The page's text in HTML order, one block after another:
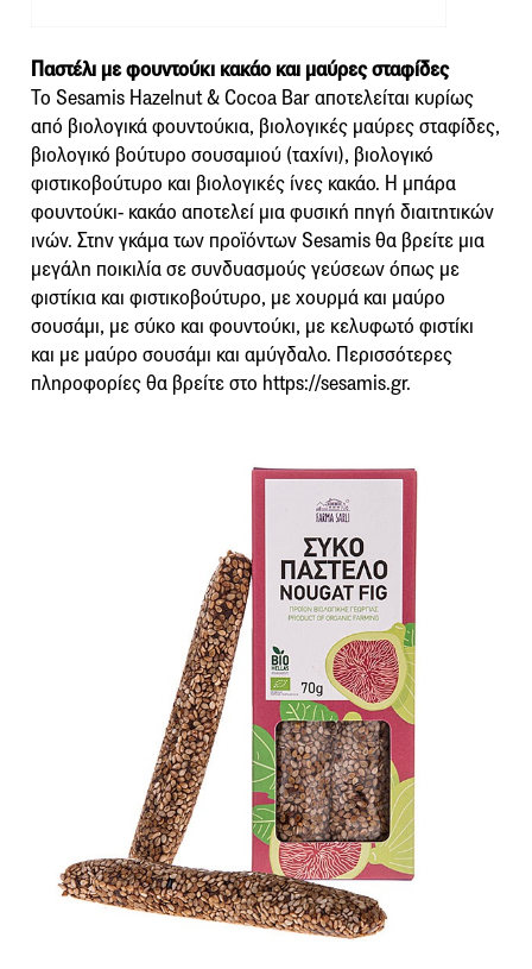
Παστέλι με φουντούκι κακάο και μαύρες σταφίδες
Το Sesamis Hazelnut & Cocoa Bar αποτελείται κυρίως
από βιολογικά φουντούκια, βιολογικές μαύρες σταφίδες,
βιολογικό βούτυρο σουσαμιού (ταχίνι), βιολογικό
φιστικοβούτυρο και βιολογικές ίνες κακάο. Η μπάρα
φουντούκι- κακάο αποτελεί μια φυσική πηγή διαιτητικών
ινών. Στην γκάμα των προϊόντων Sesamis θα βρείτε μια
μεγάλη ποικιλία σε συνδυασμούς γεύσεων όπως με
φιστίκια και φιστικοβούτυρο, με χουρμά και μαύρο
σουσάμι, με σύκο και φουντούκι, με κελυφωτό φιστίκι
και με μαύρο σουσάμι και αμύγδαλο. Περισσότερες
πληροφορίες θα βρείτε στο https://sesamis.gr.